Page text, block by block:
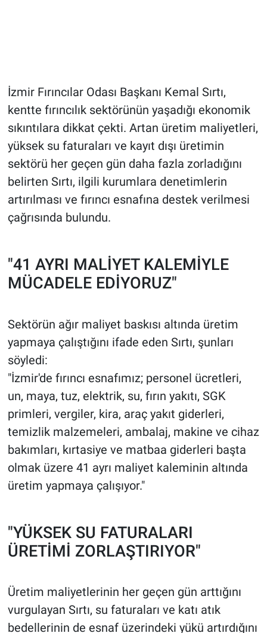
İzmir Fırıncılar Odası Başkanı Kemal Sırtı,
kentte fırıncılık sektörünün yaşadığı ekonomik
sıkıntılara dikkat çekti. Artan üretim maliyetleri,
yüksek su faturaları ve kayıt dışı üretimin
sektörü her geçen gün daha fazla zorladığını
belirten Sırtı, ilgili kurumlara denetimlerin
artırılması ve fırıncı esnafına destek verilmesi
çağrısında bulundu.
"41 AYRI MALİYET KALEMİYLE
MÜCADELE EDİYORUZ"
Sektörün ağır maliyet baskısı altında üretim
yapmaya çalıştığını ifade eden Sırtı, şunları
söyledi:
"İzmir'de fırıncı esnafımız; personel ücretleri,
un, maya, tuz, elektrik, su, fırın yakıtı, SGK
primleri, vergiler, kira, araç yakıt giderleri,
temizlik malzemeleri, ambalaj, makine ve cihaz
bakımları, kırtasiye ve matbaa giderleri başta
olmak üzere 41 ayrı maliyet kaleminin altında
üretim yapmaya çalışıyor."
"YÜKSEK SU FATURALARI
ÜRETİMİ ZORLAŞTIRIYOR"
Üretim maliyetlerinin her geçen gün arttığını
vurgulayan Sırtı, su faturaları ve katı atık
bedellerinin de esnaf üzerindeki yükü artırdığını